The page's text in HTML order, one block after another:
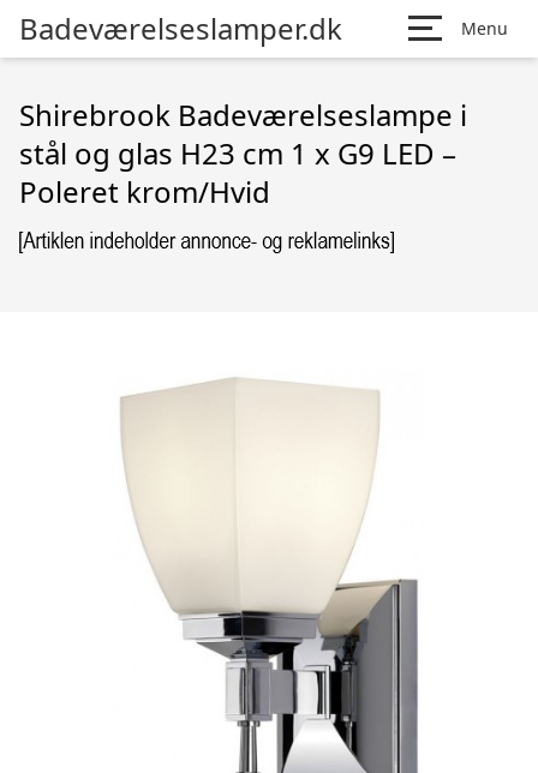
Badeværelseslamper.dk Menu
Shirebrook Badeværelseslampe i
stål og glas H23 cm 1 x G9 LED –
Poleret krom/Hvid